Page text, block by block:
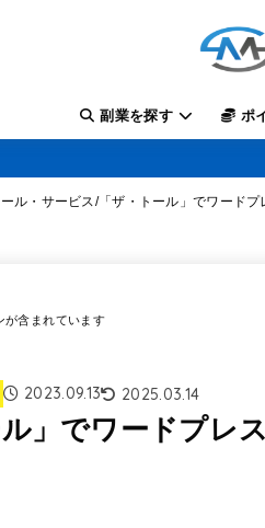
副業を探す ポ
ル・サービス 「ザ・トール」でワード
が含まれています
2023.09.13 2025.03.14
ル」でワードプレ